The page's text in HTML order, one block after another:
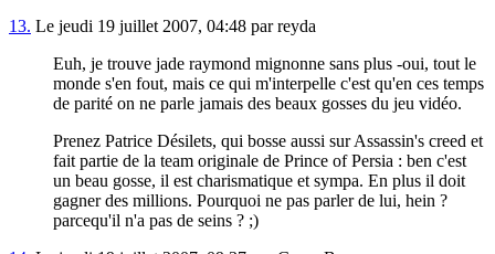
13. Le jeudi 19 juillet 2007, 04:48 par reyda
Euh, je trouve jade raymond mignonne sans plus -oui, tout le
monde s'en fout, mais ce qui m'interpelle c'est qu'en ces temps
de parité on ne parle jamais des beaux gosses du jeu vidéo.
Prenez Patrice Désilets, qui bosse aussi sur Assassin's creed et
fait partie de la team originale de Prince of Persia : ben c'est
un beau gosse, il est charismatique et sympa. En plus il doit
gagner des millions. Pourquoi ne pas parler de lui, hein ?
parcequ'il n'a pas de seins ? ;)